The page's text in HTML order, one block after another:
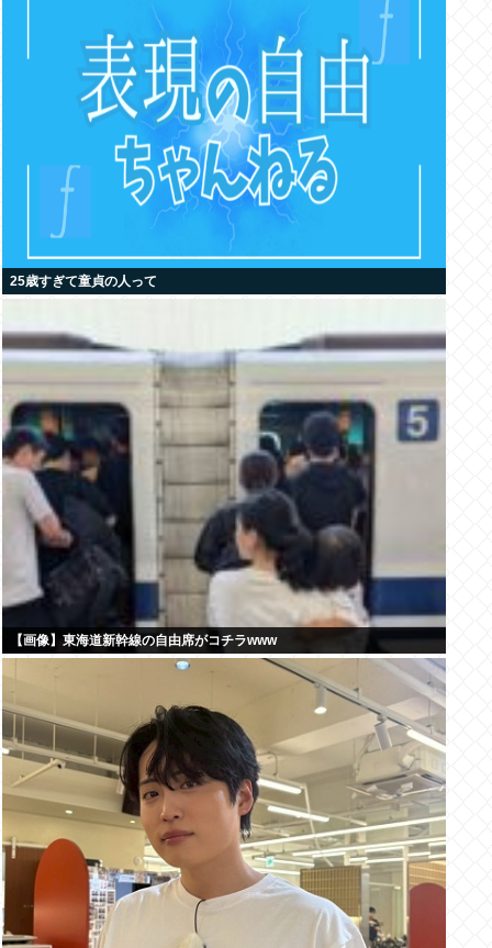
25歳すぎて童貞の人って
【画像】東海道新幹線の自由席がコチラwww